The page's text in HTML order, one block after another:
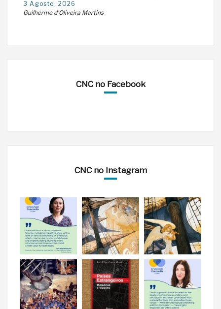
3 Agosto, 2026
Guilherme d'Oliveira Martins
CNC no Facebook
CNC no Instagram